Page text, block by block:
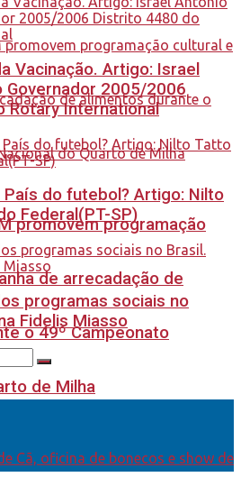
promovem programação
de arrecadação de
o 49º Campeonato
de Milha
Vacinação. Artigo: Israel
Governador 2005/2006
Rotary International
País do futebol? Artigo: Nilto
Federal(PT-SP)
programas sociais no
Fidelis Miasso